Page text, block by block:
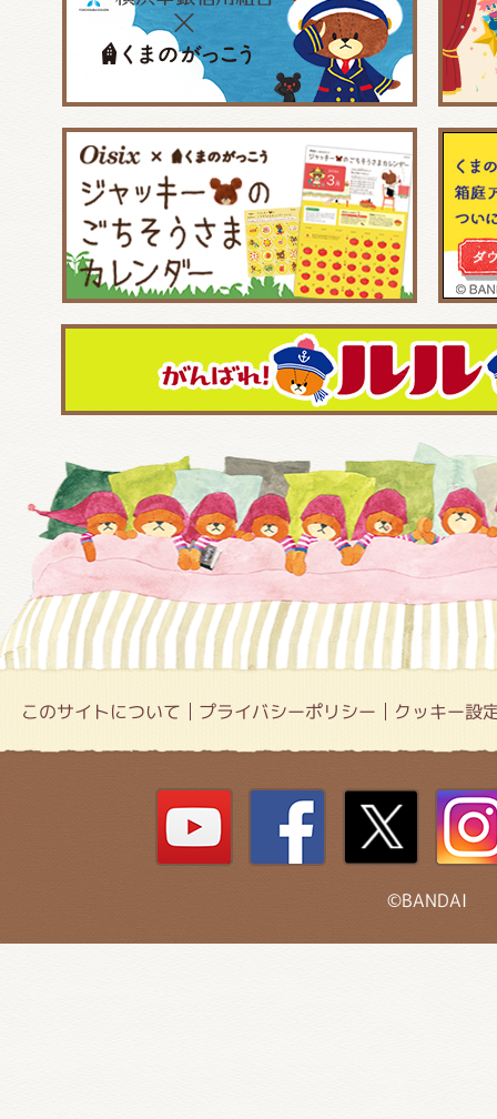
このサイトについて プライバシーポリシー クッキー設
©BANDAI